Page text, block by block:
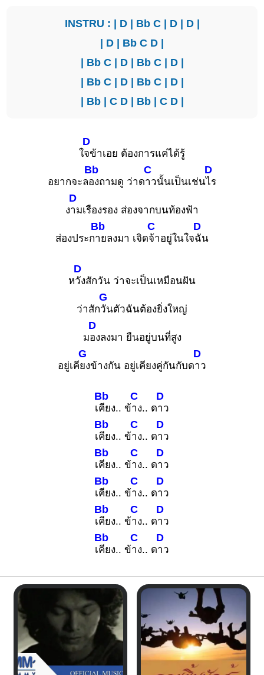
INSTRU : | D| Bb C| D| D|
| D | Bb C D |
| Bb C| D| Bb C| D|
| Bb C| D| Bb C| D|
| Bb| C D| Bb| C D|
ใ
D
จข้าเอย ต้องการแค่ได้รู้
อยากจะล
Bb
องถามดู ว่าด
C
าวนั้นเป็นเช่น
D
ไร
ง
D
ามเรืองรอง ส่องจากบนท้องฟ้า
ส่องประก
Bb
ายลงมา เจิด
C
จ้าอยู่ในใจ
D
ฉัน
ห
D
วังสักวัน ว่าจะเป็นเหมือนฝัน
ว่าสัก
G
วันตัวฉันต้องยิ่งใหญ่
ม
D
องลงมา ยืนอยู่บนที่สูง
อยู่เคี
G
ยงข้างกัน อยู่เคียงคู่กันกับด
D
าว
เ
Bb
คียง.. ข้
C
าง.. ด
D
าว
เ
Bb
คียง.. ข้
C
าง.. ด
D
าว
เ
Bb
คียง.. ข้
C
าง.. ด
D
าว
เ
Bb
คียง.. ข้
C
าง.. ด
D
าว
เ
Bb
คียง.. ข้
C
าง.. ด
D
าว
เ
Bb
คียง.. ข้
C
าง.. ด
D
าว